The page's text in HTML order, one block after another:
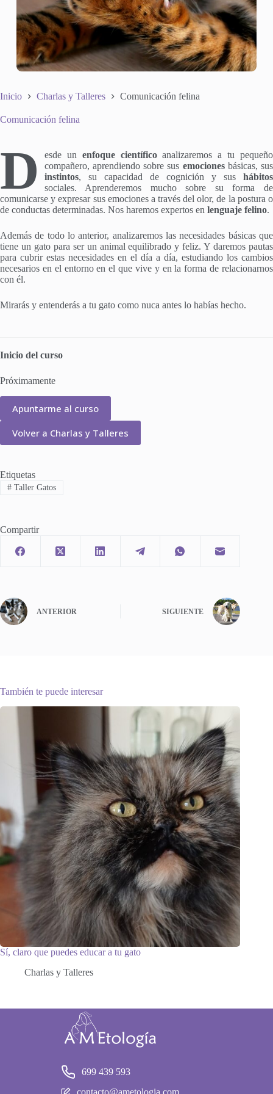
Inicio Charlas y Talleres Comunicación felina
Comunicación felina
D esde un enfoque científicoanalizaremos a tu pequeño
compañero, aprendiendo sobre sus emociones básicas, sus
instintos, su capacidad de cognición y sus hábitos
sociales. Aprenderemos mucho sobre su forma de
comunicarse y expresar sus emociones a través del olor, de la postura o
de conductas determinadas. Nos haremos expertos en lenguaje felino.
Además de todo lo anterior, analizaremos las necesidades básicas que
tiene un gato para ser un animal equilibrado y feliz. Y daremos pautas
para cubrir estas necesidades en el día a día, estudiando los cambios
necesarios en el entorno en el que vive y en la forma de relacionarnos
con él.
Mirarás y entenderás a tu gato como nuca antes lo habías hecho.
Inicio del curso
Próximamente
Apuntarme al curso
Volver a Charlas y Talleres
Etiquetas
#Taller Gatos
Compartir
ANTERIOR SIGUIENTE
También te puede interesar
Sí, claro que puedes educar a tu gato
Charlas y Talleres
699 439 593
contacto@ametologia.com